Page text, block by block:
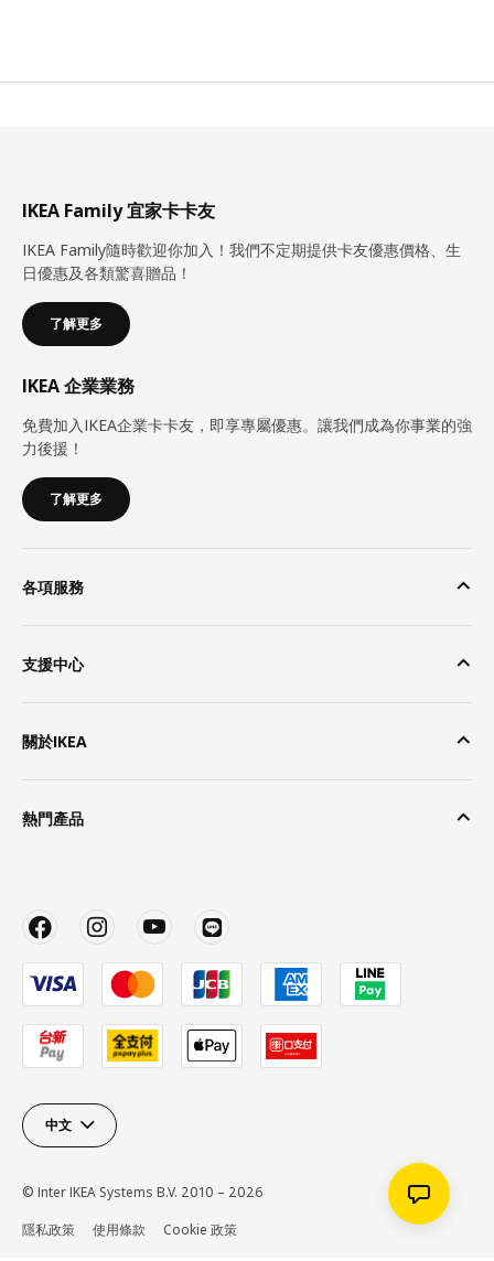
IKEA Family 宜家卡卡友
IKEA Family隨時歡迎你加入！我們不定期提供卡友優惠價格、生
日優惠及各類驚喜贈品！
了解更多
IKEA 企業業務
免費加入IKEA企業卡卡友，即享專屬優惠。讓我們成為你事業的強
力後援！
了解更多
各項服務
支援中心
關於IKEA
熱門產品
中文
© Inter IKEA Systems B.V. 2010 – 2026
隱私政策
使用條款 Cookie 政策